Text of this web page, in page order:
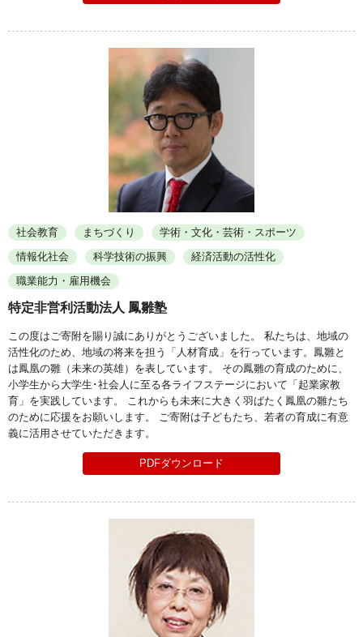
社会教育 まちづくり
学術・文化・芸術・スポーツ
情報化社会
科学技術の振興
経済活動の活性化
職業能力・雇用機会
特定非営利活動法人 鳳雛塾
この度はご寄附を賜り誠にありがとうございました。 私たちは、地域の
活性化のため、地域の将来を担う「人材育成」を行っています。鳳雛と
は鳳凰の雛（未来の英雄）を表しています。 その鳳雛の育成のために、
小学生から大学生･社会人に至る各ライフステージにおいて「起業家教
育」を実践しています。 これからも未来に大きく羽ばたく鳳凰の雛たち
のために応援をお願いします。 ご寄附は子どもたち、若者の育成に有意
義に活用させていただきます。
PDFダウンロード